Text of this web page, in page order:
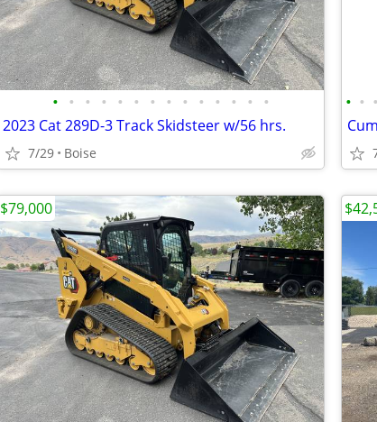
• • • • • • • • • • • • • •
2023 Cat 289D-3 Track Skidsteer w/56 hrs.
7/29 Boise
• • •
$79,000